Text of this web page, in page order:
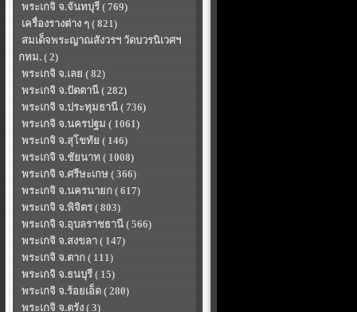
พระเกจิ จ.จันทบุรี ( 769)
เครื่องรางต่าง ๆ ( 821)
สมเด็จพระญาณสังวรฯ วัดบวรนิเวศฯ
กทม. ( 2)
พระเกจิ จ.เลย ( 82)
พระเกจิ จ.ปัตตานี ( 282)
พระเกจิ จ.ประทุมธานี ( 736)
พระเกจิ จ.นครปฐม ( 1061)
พระเกจิ จ.สุโขทัย ( 146)
พระเกจิ จ.ชัยนาท ( 1008)
พระเกจิ จ.ศรีษะเกษ ( 366)
พระเกจิ จ.นครนายก ( 617)
พระเกจิ จ.พิจิตร ( 803)
พระเกจิ จ.อุบลราชธานี ( 566)
พระเกจิ จ.สงขลา ( 147)
พระเกจิ จ.ตาก ( 111)
พระเกจิ จ.ธนบุรี ( 15)
พระเกจิ จ.ร้อยเอ็ด ( 280)
พระเกจิ จ.ตรัง ( 3)